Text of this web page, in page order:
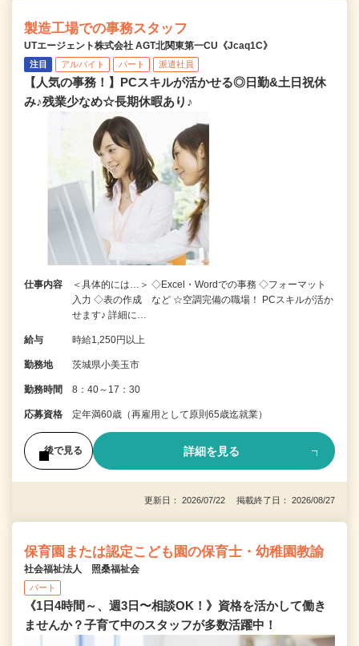
製造工場での事務スタッフ
UTエージェント株式会社 AGT北関東第一CU《Jcaq1C》
注目 アルバイト パート 派遣社員
【人気の事務！】PCスキルが活かせる◎日勤&土日祝休
み♪残業少なめ☆長期休暇あり♪
仕事内容
＜具体的には…＞ ◇Excel・Wordでの事務 ◇フォーマット
入力 ◇表の作成 など ☆空調完備の職場！ PCスキルが活か
せます♪ 詳細に…
給与 時給1,250円以上
勤務地 茨城県小美玉市
勤務時間 8：40～17：30
応募資格 定年満60歳（再雇用として原則65歳迄就業）
後で見る 詳細を見る
更新日： 2026/07/22 掲載終了日： 2026/08/27
保育園または認定こども園の保育士・幼稚園教諭
社会福祉法人 照桑福祉会
パート
《1日4時間～、週3日〜相談OK！》資格を活かして働き
ませんか？子育て中のスタッフが多数活躍中！